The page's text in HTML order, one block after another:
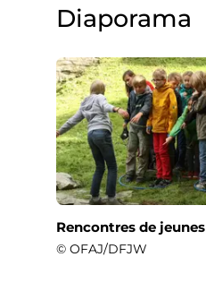
Diaporama
Rencontres de jeunes
© OFAJ/DFJW